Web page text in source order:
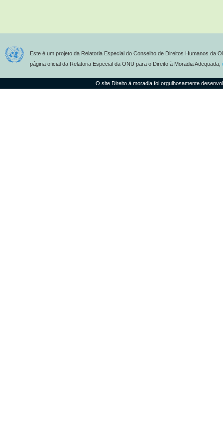
Este é um projeto da Relatoria Especial do Conselho de Direitos Humanos da
página oficial da Relatoria Especial da ONU para o Direito à Moradia Adequada,
O site Direito à moradia foi orgulhosamente